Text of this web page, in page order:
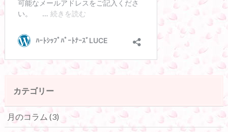
カテゴリー
月のコラム (3)